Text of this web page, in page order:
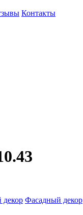
Контакты
декор Фасадный декор